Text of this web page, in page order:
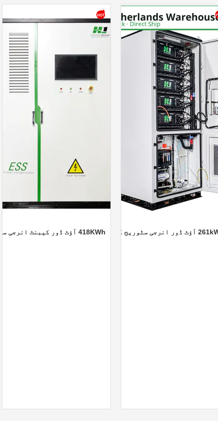
261kWh آؤٹ ڈور انرجی سٹوریج کیبنٹ 418KWh آؤٹ ڈور کیبنٹ انرجی سٹوریج سسٹم
براہ کرم پروڈکٹ کی قسم منتخب کریں۔